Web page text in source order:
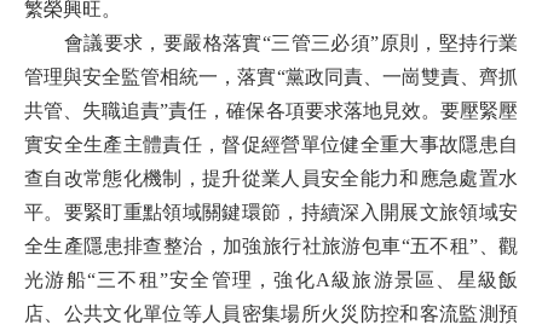
繁榮興旺。
會議要求，要嚴格落實“三管三必須”原則，堅持行業
管理與安全監管相統一，落實“黨政同責、一崗雙責、齊抓
共管、失職追責”責任，確保各項要求落地見效。要壓緊壓
實安全生產主體責任，督促經營單位健全重大事故隱患自
查自改常態化機制，提升從業人員安全能力和應急處置水
平。要緊盯重點領域關鍵環節，持續深入開展文旅領域安
全生產隱患排查整治，加強旅行社旅游包車“五不租”、觀
光游船“三不租”安全管理，強化A級旅游景區、星級飯
店、公共文化單位等人員密集場所火災防控和客流監測預